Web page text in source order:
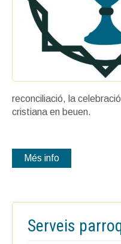
reconciliació, la
cristiana en beuen.
Més info
Serveis